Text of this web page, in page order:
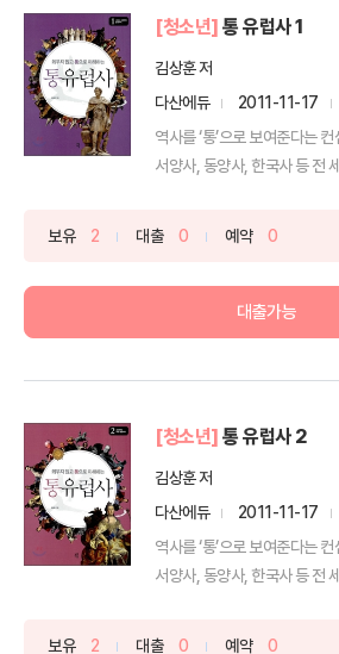
[청소년] 통 유럽사 1
김상훈 저
다산에듀
2011-11-17
역사를 ‘통’으로 보여준다는
서양사, 동양사, 한국사 등 전
보유 2 대출 0 예약 0
대출가능
[청소년] 통 유럽사 2
김상훈 저
다산에듀
2011-11-17
역사를 ‘통’으로 보여준다는
서양사, 동양사, 한국사 등 전
보유 2 대출 0 예약 0